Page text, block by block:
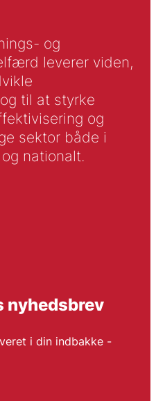
og
leverer viden,
til at styrke
og
sektor både i
nationalt.
nyhedsbrev
i din indbakke -